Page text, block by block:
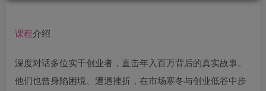
课程介绍
深度对话多位实干创业者，直击年入百万背后的真实故事。
他们也曾身陷困境、遭遇挫折，在市场寒冬与创业低谷中步